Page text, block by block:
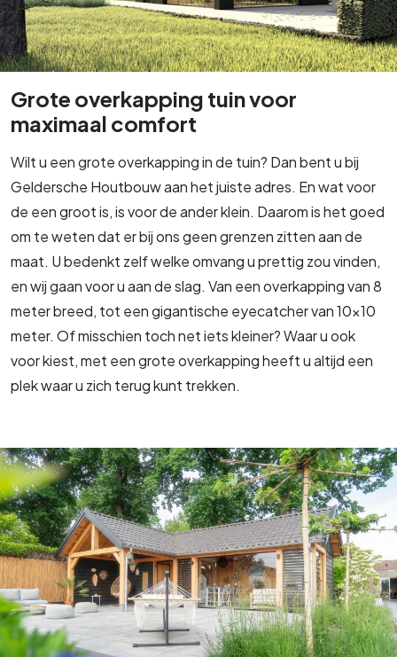
Grote overkapping tuin voor
maximaal comfort
Wilt u een grote overkapping in de tuin? Dan bent u bij
Geldersche Houtbouw aan het juiste adres. En wat voor
de een groot is, is voor de ander klein. Daarom is het goed
om te weten dat er bij ons geen grenzen zitten aan de
maat. U bedenkt zelf welke omvang u prettig zou vinden,
en wij gaan voor u aan de slag. Van een overkapping van 8
meter breed, tot een gigantische eyecatcher van 10×10
meter. Of misschien toch net iets kleiner? Waar u ook
voor kiest, met een grote overkapping heeft u altijd een
plek waar u zich terug kunt trekken.